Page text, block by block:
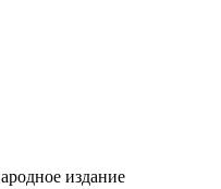
издание